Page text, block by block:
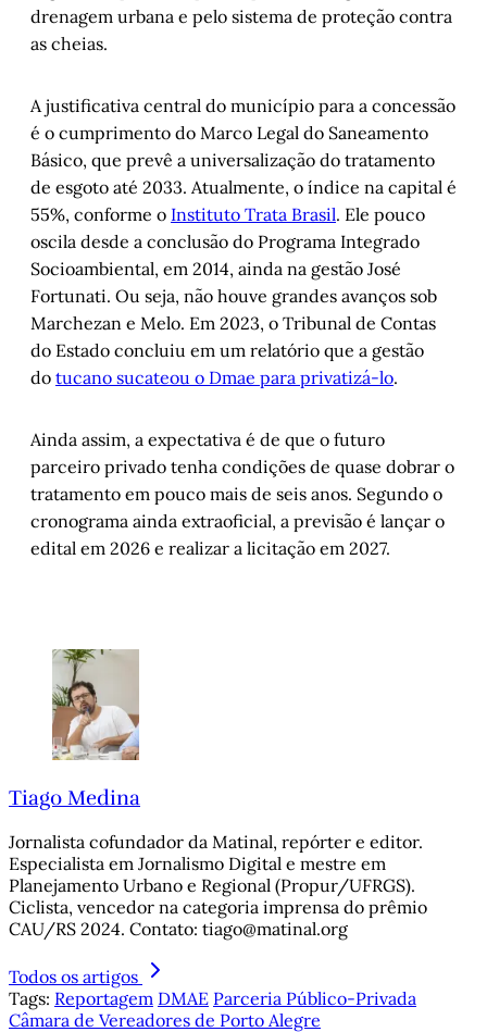
drenagem urbana e pelo sistema de proteção contra
as cheias.
A justificativa central do município para a concessão
é o cumprimento do Marco Legal do Saneamento
Básico, que prevê a universalização do tratamento
de esgoto até 2033. Atualmente, o índice na capital é
55%, conforme o Instituto Trata Brasil. Ele pouco
oscila desde a conclusão do Programa Integrado
Socioambiental, em 2014, ainda na gestão José
Fortunati. Ou seja, não houve grandes avanços sob
Marchezan e Melo. Em 2023, o Tribunal de Contas
do Estado concluiu em um relatório que a gestão
do tucano sucateou o Dmae para privatizá-lo.
Ainda assim, a expectativa é de que o futuro
parceiro privado tenha condições de quase dobrar o
tratamento em pouco mais de seis anos. Segundo o
cronograma ainda extraoficial, a previsão é lançar o
edital em 2026 e realizar a licitação em 2027.
Tiago Medina
Jornalista cofundador da Matinal, repórter e editor.
Especialista em Jornalismo Digital e mestre em
Planejamento Urbano e Regional (Propur/UFRGS).
Ciclista, vencedor na categoria imprensa do prêmio
CAU/RS 2024. Contato: tiago@matinal.org
Todos os artigos
Tags: Reportagem DMAE Parceria Público-Privada
Câmara de Vereadores de Porto Alegre